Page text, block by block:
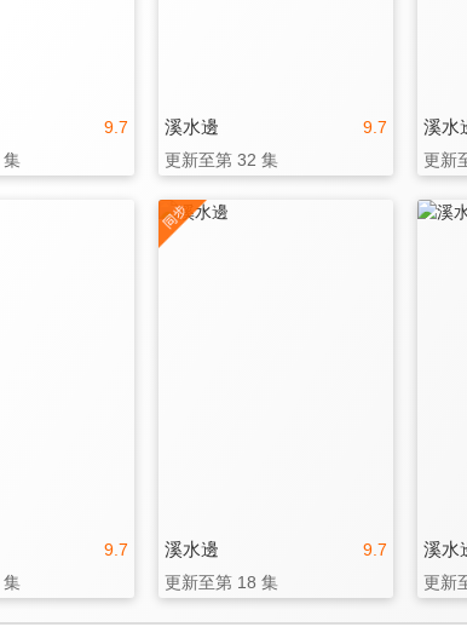
9.7
集
9.7
溪水邊
更新至第 32 集
溪水
更新
9.7
集
9.7
溪水邊
更新至第 18 集
溪水
更新